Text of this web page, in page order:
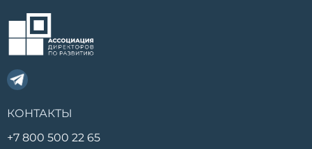
КОНТАКТЫ
+7 800 500 22 65